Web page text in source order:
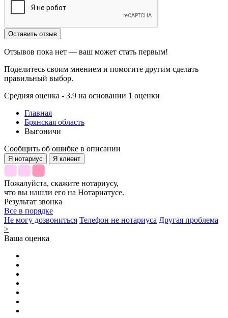
Оставить отзыв
Отзывов пока нет — ваш может стать первым!
Поделитесь своим мнением и помогите другим сделать
правильный выбор.
Средняя оценка - 3.9 на основании 1 оценки
Главная
Брянская область
Выгоничи
Сообщить об ошибке в описании
Я нотариус Я клиент
Пожалуйста, скажите нотариусу,
что вы нашли его на Нотариатусе.
Результат звонка
Все в порядке
Не могу дозвониться Телефон не нотариуса Другая проблема
>
Ваша оценка